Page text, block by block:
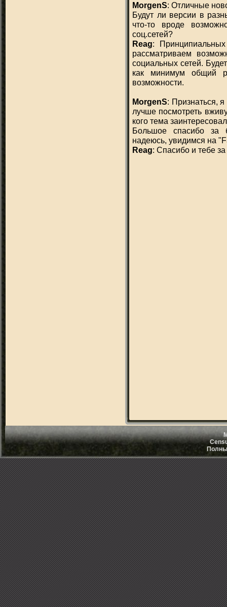
MorgenS: Отличные
Будут ли версии в
что-то вроде
соц.сетей?
Reag:
рассматриваем
социальных сетей.
как минимум общий
возможности.
MorgenS: Признаться,
лучше посмотреть
кого тема
Большое спасибо за
надеюсь, увидимся на
Reag: Спасибо и тебе